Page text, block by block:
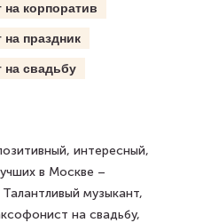
на корпоратив
праздник
на свадьбу
интересный,
в Москве –
музыкант,
на свадьбу,